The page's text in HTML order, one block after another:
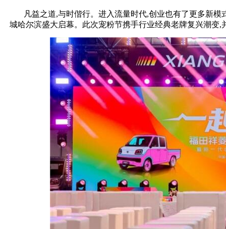
凡益之道,与时偕行。进入流量时代,创业也有了更多新
城哈尔滨盛大启幕。此次宠粉节携手行业经典老牌复兴潮变